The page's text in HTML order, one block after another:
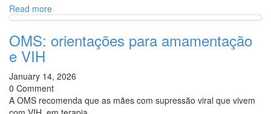
Read more
OMS: orientações para amamentação
e VIH
January 14, 2026
0 Comment
A OMS recomenda que as mães com supressão viral que vivem